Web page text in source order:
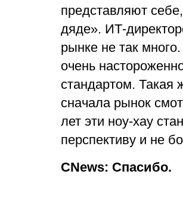
представляют
дяде». ИТ-
рынке не так
очень
стандартом. Такая
сначала рынок
лет эти ноу-хау
перспективу и не
CNews: Спасибо.